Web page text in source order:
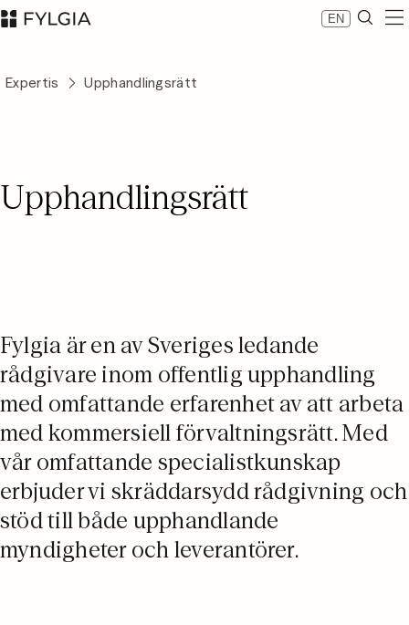
EN
Medarbetare
08 442 53 00
Hållbarhet
Kontakta oss
Expertis Upphandlingsrätt
Upphandlingsrätt
Fylgia är en av Sveriges ledande
rådgivare inom offentlig upphandling
med omfattande erfarenhet av att arbeta
med kommersiell förvaltningsrätt. Med
vår omfattande specialistkunskap
erbjuder vi skräddarsydd rådgivning och
stöd till både upphandlande
myndigheter och leverantörer.